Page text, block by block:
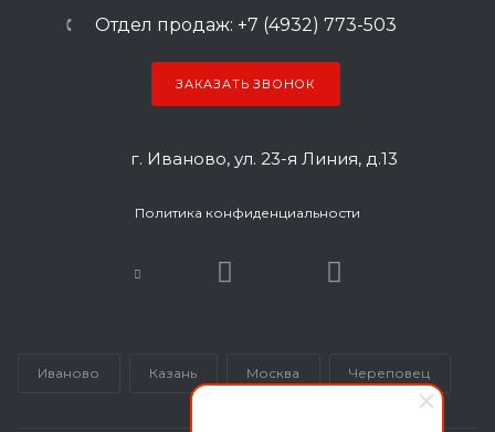
Отдел продаж: +7 (4932) 773-503
ЗАКАЗАТЬ ЗВОНОК
г. Иваново, ул. 23-я Линия, д.13
Политика конфиденциальности
Иваново Казань Москва Череповец